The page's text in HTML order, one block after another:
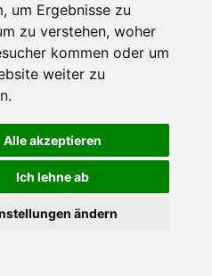
um Ergebnisse zu
zu verstehen, woher
kommen oder um
weiter zu
Alle akzeptieren
Ich lehne ab
ändern